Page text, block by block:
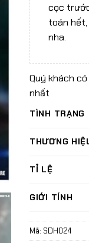
cọc
toán
nha.
Quý khách
nhất
TÌNH TRẠNG
THƯƠNG
TỈ LỆ
GIỚI TÍNH
Mã: SDH024